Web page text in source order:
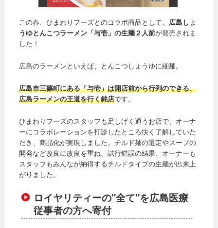
この春、ひまわりフーズとのコラボ商品として、 広島しょ
うゆとんこつラーメン「与壱」の生麺２人前が発売されま
した！
広島のラーメンといえば、とんこつしょうゆに細麺。
広島市三篠町にある「与壱」は開店前から行列のできる、
広島ラーメンの王道を行く銘店です。
ひまわりフーズのスタッフも足しげく通うお店で、オーナ
ーにコラボレーションを打診したところ快く了解していた
だき、商品化が実現しました。チルド麺の選定やスープの
開発など改良に改良を重ね、試行錯誤の結果、オーナーも
スタッフもみんなが納得するチルドタイプの生麺が出来上
がりました。
ロイヤリティーの"全て"を広島医療
従事者の方へ寄付